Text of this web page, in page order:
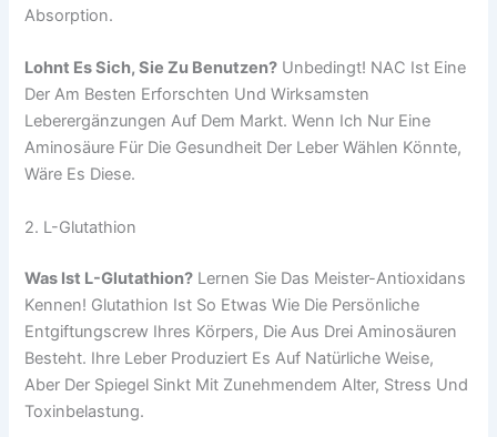
Absorption.
Lohnt Es Sich, Sie Zu Benutzen? Unbedingt! NAC Ist Eine
Der Am Besten Erforschten Und Wirksamsten
Leberergänzungen Auf Dem Markt. Wenn Ich Nur Eine
Aminosäure Für Die Gesundheit Der Leber Wählen Könnte,
Wäre Es Diese.
2. L-Glutathion
Was Ist L-Glutathion? Lernen Sie Das Meister-Antioxidans
Kennen! Glutathion Ist So Etwas Wie Die Persönliche
Entgiftungscrew Ihres Körpers, Die Aus Drei Aminosäuren
Besteht. Ihre Leber Produziert Es Auf Natürliche Weise,
Aber Der Spiegel Sinkt Mit Zunehmendem Alter, Stress Und
Toxinbelastung.